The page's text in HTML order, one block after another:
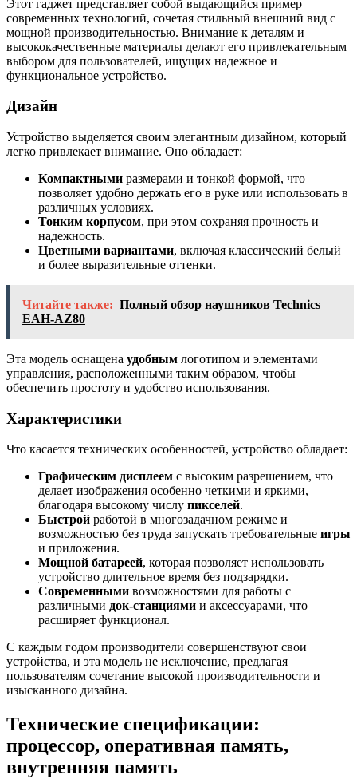
Этот гаджет представляет собой выдающийся пример
современных технологий, сочетая стильный внешний вид с
мощной производительностью. Внимание к деталям и
высококачественные материалы делают его привлекательным
выбором для пользователей, ищущих надежное и
функциональное устройство.
Дизайн
Устройство выделяется своим элегантным дизайном, который
легко привлекает внимание. Оно обладает:
Компактными размерами и тонкой формой, что
позволяет удобно держать его в руке или использовать в
различных условиях.
Тонким корпусом, при этом сохраняя прочность и
надежность.
Цветными вариантами, включая классический белый
и более выразительные оттенки.
Читайте также: Полный обзор наушников Technics
EAH-AZ80
Эта модель оснащена удобным логотипом и элементами
управления, расположенными таким образом, чтобы
обеспечить простоту и удобство использования.
Характеристики
Что касается технических особенностей, устройство обладает:
Графическим дисплеем с высоким разрешением, что
делает изображения особенно четкими и яркими,
благодаря высокому числу пикселей.
Быстрой работой в многозадачном режиме и
возможностью без труда запускать требовательные игры
и приложения.
Мощной батареей, которая позволяет использовать
устройство длительное время без подзарядки.
Современными возможностями для работы с
различными док-станциями и аксессуарами, что
расширяет функционал.
С каждым годом производители совершенствуют свои
устройства, и эта модель не исключение, предлагая
пользователям сочетание высокой производительности и
изысканного дизайна.
Технические спецификации:
процессор, оперативная память,
внутренняя память